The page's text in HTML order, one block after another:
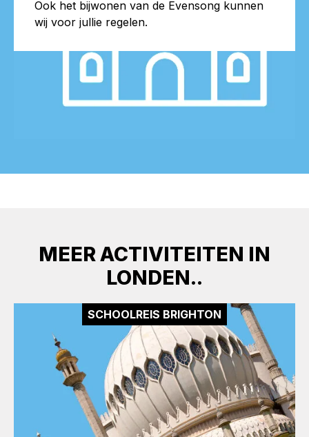
Ook het bijwonen van de Evensong kunnen
wij voor jullie regelen.
MEER ACTIVITEITEN IN
LONDEN..
SCHOOLREIS BRIGHTON